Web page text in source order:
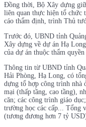
Đồng thời, Bộ Xây dựng
liên quan thực hiện tổ chức
cáo thẩm định, trình Thủ
Trước đó, UBND tỉnh
Xây dựng về dự án Hạ
của dự án thuộc thẩm
Thông tin từ UBND tỉnh
Hải Phòng, Hạ Long, có
dựng tổ hợp công trình nhà
mại (thấp tầng, cao tầng),
căn; các công trình giáo
trường học các cấp... Tổng
(tương đương hơn 7 tỷ